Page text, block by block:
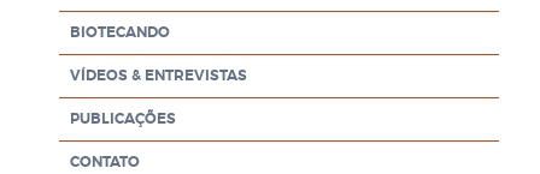
BIOTECANDO
VÍDEOS & ENTREVISTAS
PUBLICAÇÕES
CONTATO